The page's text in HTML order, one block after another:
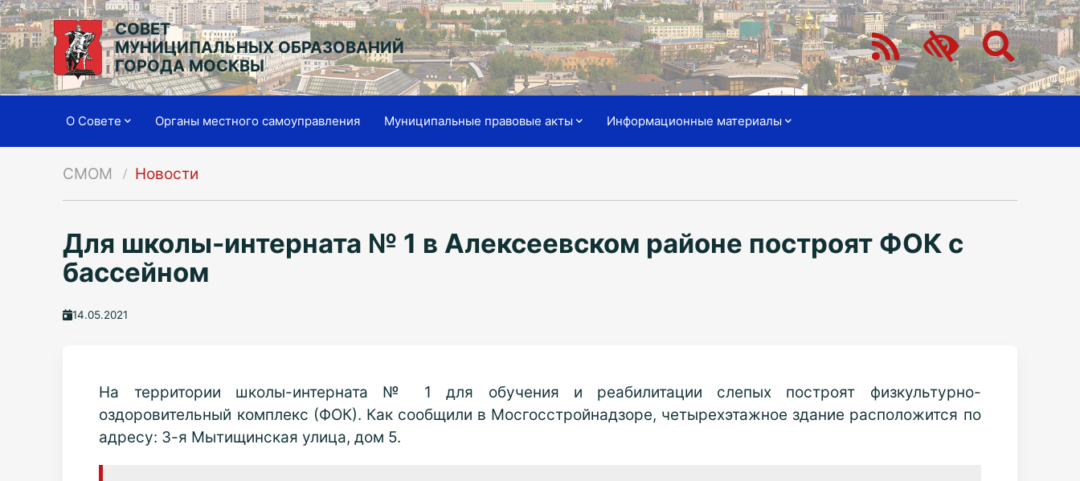
СОВЕТ
МУНИЦИПАЛЬНЫХ ОБРАЗОВАНИЙ
ГОРОДА МОСКВЫ
О Совете Органы местного самоуправления Муниципальные правовые акты Информационные материалы
СМОМ Новости
Для школы-интерната № 1 в Алексеевском районе построят ФОК с
бассейном
14.05.2021
На территории школы-интерната № 1 для обучения и реабилитации слепых построят физкультурно-
оздоровительный комплекс (ФОК). Как сообщили в Мосгосстройнадзоре, четырехэтажное здание расположится по
адресу: 3-я Мытищинская улица, дом 5.